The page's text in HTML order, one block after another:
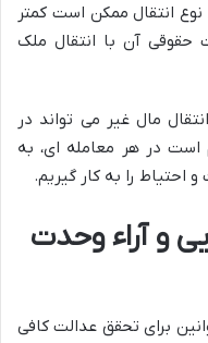
انتقال ممکن است کمتر
حقوقی آن با انتقال ملک
مال غیر می تواند در
است در هر معامله ای، به
احتیاط را به کار گیریم.
و آراء وحدت
برای تحقق عدالت کافی